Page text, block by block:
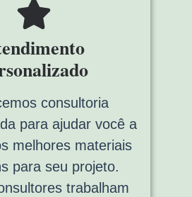
consultoria
para ajudar você a
melhores materiais
para seu projeto.
trabalham